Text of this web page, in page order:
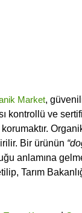
Market,
kontrollü ve
korumaktır.
Bir ürünün
anlamına
Tarım